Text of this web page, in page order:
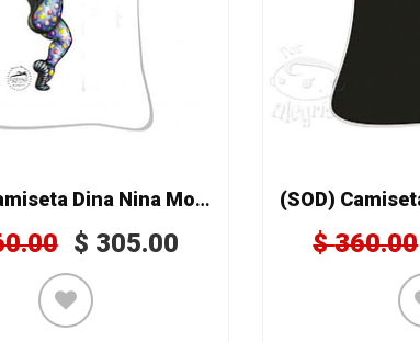
(SOD) Camiseta Dina Nina Mod. 109
$ 305.00 $360.00